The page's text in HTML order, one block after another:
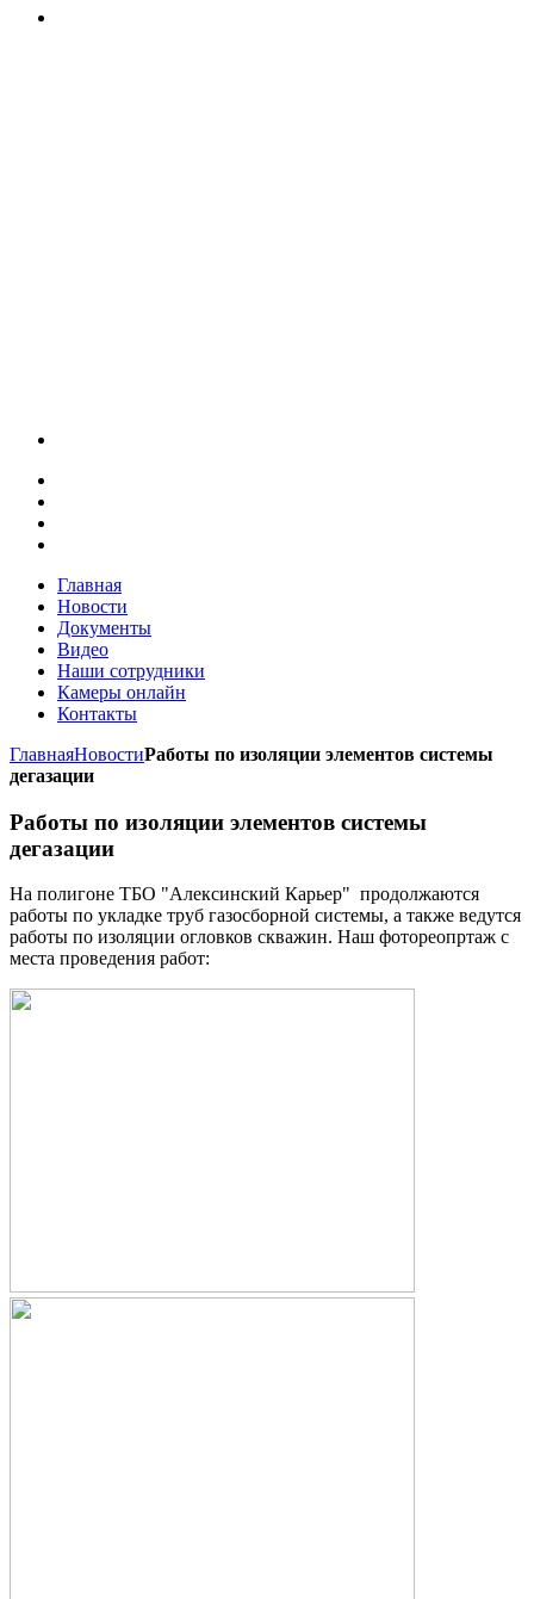
Главная
Новости
Документы
Видео
Наши сотрудники
Камеры онлайн
Контакты
ГлавнаяНовостиРаботы по изоляции элементов системы
дегазации
Работы по изоляции элементов системы
дегазации
На полигоне ТБО "Алексинский Карьер" продолжаются
работы по укладке труб газосборной системы, а также ведутся
работы по изоляции огловков скважин. Наш фотореопртаж с
места проведения работ: